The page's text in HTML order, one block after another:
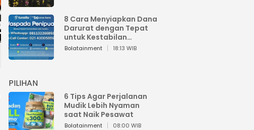
8 Cara Menyiapkan Dana
Darurat dengan Tepat
untuk Kestabilan
Keuangan
Bolatainment 18:13 WIB
PILIHAN
6 Tips Agar Perjalanan
Mudik Lebih Nyaman
saat Naik Pesawat
Bolatainment 08:00 WIB